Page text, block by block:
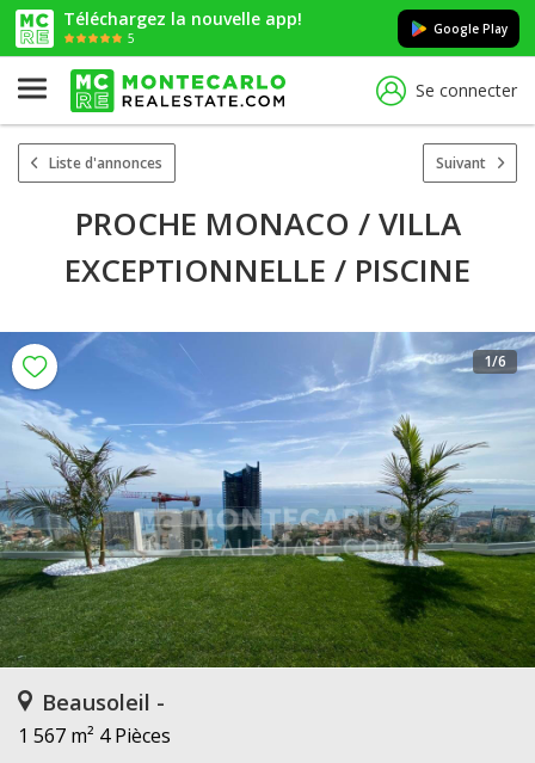
Téléchargez la nouvelle app!
5
Google Play
Se connecter
Liste d'annonces Suivant
PROCHE MONACO / VILLA
EXCEPTIONNELLE / PISCINE
1/6
Beausoleil -
1 567 m² 4 Pièces